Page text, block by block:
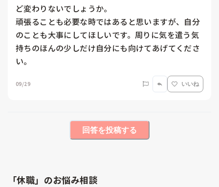
ど変わりないでしょうか。
頑張ることも必要な時ではあると思いますが、自分
のことも大事にしてほしいです。周りに気を遣う気
持ちのほんの少しだけ自分にも向けてあげてくださ
い。
09/29 いいね
回答を投稿する
「休職」のお悩み相談